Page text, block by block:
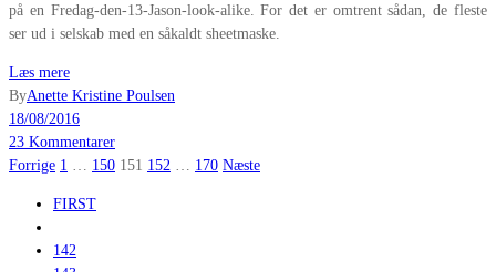
på en Fredag-den-13-Jason-look-alike. For det er omtrent sådan, de fleste
ser ud i selskab med en såkaldt sheetmaske.
Læs mere
ByAnette Kristine Poulsen
18/08/2016
23 Kommentarer
Indlægsinddeling
Forrige 1 150 151 152 170 Næste
FIRST
142